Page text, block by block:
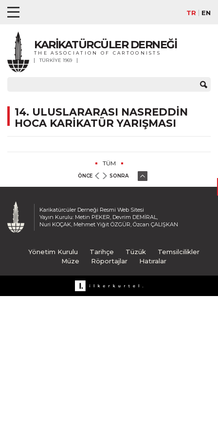
TR EN
KARİKATÜRCÜLER DERNEĞİ
THE ASSOCIATION OF CARTOONISTS
TÜRKİYE 1969
14. ULUSLARARASI NASREDDİN
HOCA KARİKATÜR YARIŞMASI
TÜM
ÖNCE SONRA
Karikatürcüler Derneği Resmi Web Sitesi
Yayın Kurulu: Metin PEKER, Devrim DEMİRAL,
Nuri KOÇAK, Mehmet Yiğit ÖZGÜR, Özcan ÇALIŞKAN
Yönetim Kurulu Tarihçe Tüzük
Temsilcilikler
Müze
Röportajlar Hatıralar